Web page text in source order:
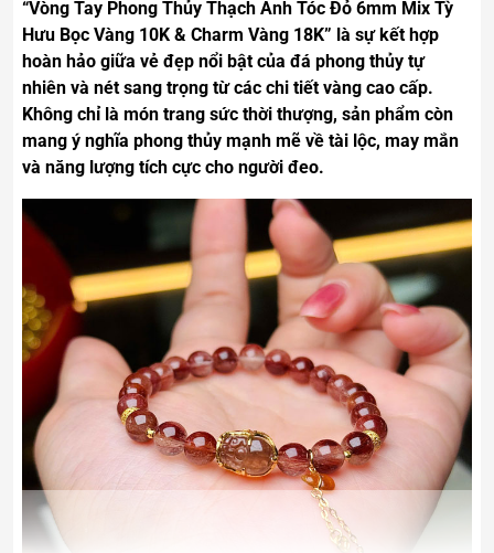
“Vòng Tay Phong Thủy Thạch Anh Tóc Đỏ 6mm Mix Tỳ
Hưu Bọc Vàng 10K & Charm Vàng 18K” là sự kết hợp
hoàn hảo giữa vẻ đẹp nổi bật của đá phong thủy tự
nhiên và nét sang trọng từ các chi tiết vàng cao cấp.
Không chỉ là món trang sức thời thượng, sản phẩm còn
mang ý nghĩa phong thủy mạnh mẽ về tài lộc, may mắn
và năng lượng tích cực cho người đeo.